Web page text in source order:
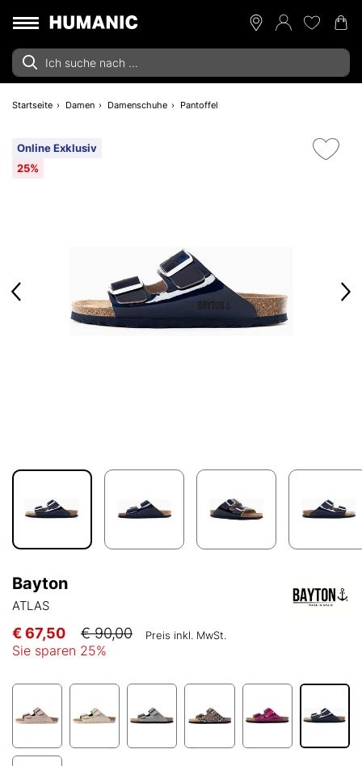
Startseite Damen Damenschuhe Pantoffel
Online Exklusiv
25%
Bayton
ATLAS
€ 67,50 € 90,00 Preis inkl. MwSt.
Sie sparen 25%